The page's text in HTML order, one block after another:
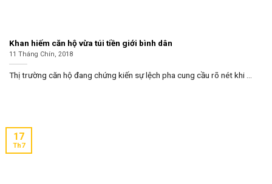
Khan hiếm căn hộ vừa túi tiền giới bình dân
11 Tháng Chín, 2018
Thị trường căn hộ đang chứng kiến sự lệch pha cung cầu rõ nét khi ...
17
Th7